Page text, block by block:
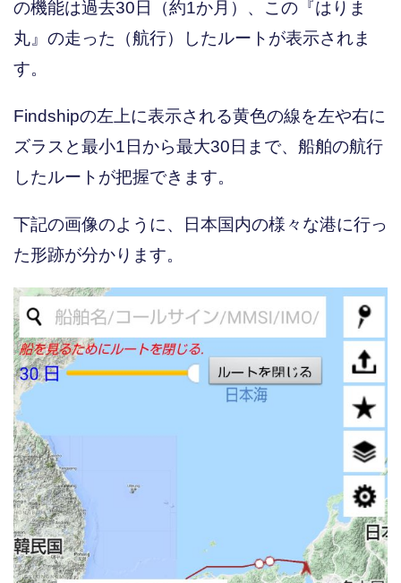
の機能は過去30日（約1か月）、この『はりま
丸』の走った（航行）したルートが表示されま
す。
Findshipの左上に表示される黄色の線を左や右に
ズラスと最小1日から最大30日まで、船舶の航行
したルートが把握できます。
下記の画像のように、日本国内の様々な港に行っ
た形跡が分かります。